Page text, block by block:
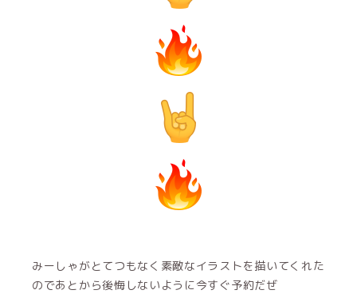
みーしゃがとてつもなく素敵なイラストを描いてくれた
のであとから後悔しないように今すぐ予約だぜ